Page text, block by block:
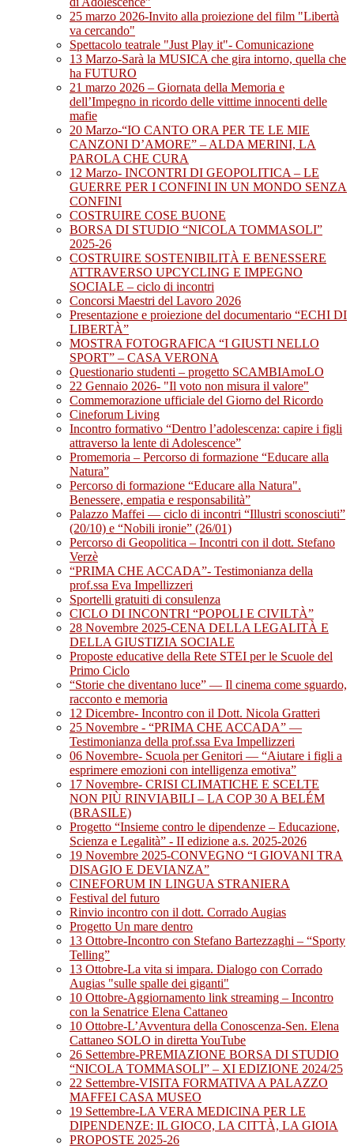
25 marzo 2026-Invito alla proiezione del film "Libertà
va cercando"
Spettacolo teatrale "Just Play it"- Comunicazione
13 Marzo-Sarà la MUSICA che gira intorno, quella che
ha FUTURO
21 marzo 2026 – Giornata della Memoria e
dell’Impegno in ricordo delle vittime innocenti delle
mafie
20 Marzo-“IO CANTO ORA PER TE LE MIE
CANZONI D’AMORE” – ALDA MERINI, LA
PAROLA CHE CURA
12 Marzo- INCONTRI DI GEOPOLITICA – LE
GUERRE PER I CONFINI IN UN MONDO SENZA
CONFINI
COSTRUIRE COSE BUONE
BORSA DI STUDIO “NICOLA TOMMASOLI”
2025-26
COSTRUIRE SOSTENIBILITÀ E BENESSERE
ATTRAVERSO UPCYCLING E IMPEGNO
SOCIALE – ciclo di incontri
Concorsi Maestri del Lavoro 2026
Presentazione e proiezione del documentario “ECHI DI
LIBERTÀ”
MOSTRA FOTOGRAFICA “I GIUSTI NELLO
SPORT” – CASA VERONA
Questionario studenti – progetto SCAMBIAmoLO
22 Gennaio 2026- "Il voto non misura il valore"
Commemorazione ufficiale del Giorno del Ricordo
Cineforum Living
Incontro formativo “Dentro l’adolescenza: capire i figli
attraverso la lente di Adolescence”
Promemoria – Percorso di formazione “Educare alla
Natura”
Percorso di formazione “Educare alla Natura".
Benessere, empatia e responsabilità”
Palazzo Maffei — ciclo di incontri “Illustri sconosciuti”
(20/10) e “Nobili ironie” (26/01)
Percorso di Geopolitica – Incontri con il dott. Stefano
Verzè
“PRIMA CHE ACCADA”- Testimonianza della
prof.ssa Eva Impellizzeri
Sportelli gratuiti di consulenza
CICLO DI INCONTRI “POPOLI E CIVILTÀ”
28 Novembre 2025-CENA DELLA LEGALITÀ E
DELLA GIUSTIZIA SOCIALE
Proposte educative della Rete STEI per le Scuole del
Primo Ciclo
“Storie che diventano luce” — Il cinema come sguardo,
racconto e memoria
12 Dicembre- Incontro con il Dott. Nicola Gratteri
25 Novembre - “PRIMA CHE ACCADA” —
Testimonianza della prof.ssa Eva Impellizzeri
06 Novembre- Scuola per Genitori — “Aiutare i figli a
esprimere emozioni con intelligenza emotiva”
17 Novembre- CRISI CLIMATICHE E SCELTE
NON PIÙ RINVIABILI – LA COP 30 A BELÉM
(BRASILE)
Progetto “Insieme contro le dipendenze – Educazione,
Scienza e Legalità” - II edizione a.s. 2025-2026
19 Novembre 2025-CONVEGNO “I GIOVANI TRA
DISAGIO E DEVIANZA”
CINEFORUM IN LINGUA STRANIERA
Festival del futuro
Rinvio incontro con il dott. Corrado Augias
Progetto Un mare dentro
13 Ottobre-Incontro con Stefano Bartezzaghi – “Sporty
Telling”
13 Ottobre-La vita si impara. Dialogo con Corrado
Augias "sulle spalle dei giganti"
10 Ottobre-Aggiornamento link streaming – Incontro
con la Senatrice Elena Cattaneo
10 Ottobre-L’Avventura della Conoscenza-Sen. Elena
Cattaneo SOLO in diretta YouTube
26 Settembre-PREMIAZIONE BORSA DI STUDIO
“NICOLA TOMMASOLI” – XI EDIZIONE 2024/25
22 Settembre-VISITA FORMATIVA A PALAZZO
MAFFEI CASA MUSEO
19 Settembre-LA VERA MEDICINA PER LE
DIPENDENZE: IL GIOCO, LA CITTÀ, LA GIOIA
PROPOSTE 2025-26